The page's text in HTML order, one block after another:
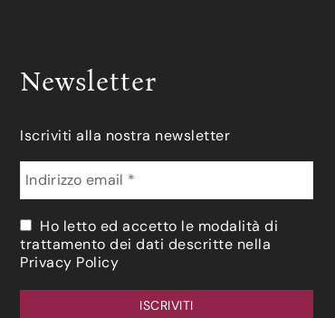
Newsletter
Iscriviti alla nostra newsletter
Ho letto ed accetto le modalità di
trattamento dei dati descritte nella
Privacy Policy